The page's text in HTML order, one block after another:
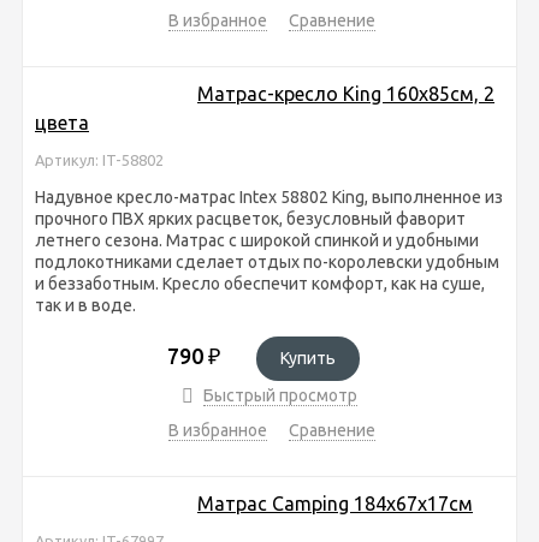
В избранное
Сравнение
Матрас-кресло Кing 160х85см, 2
цвета
Артикул: IT-58802
Надувное кресло-матрас Intex 58802 Кing, выполненное из
прочного ПВХ ярких расцветок, безусловный фаворит
летнего сезона. Матрас с широкой спинкой и удобными
подлокотниками сделает отдых по-королевски удобным
и беззаботным. Кресло обеспечит комфорт, как на суше,
так и в воде.
790 ₽
Купить
Быстрый просмотр
В избранное
Сравнение
Матрас Camping 184х67х17см